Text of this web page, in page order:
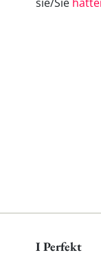
I Perfekt